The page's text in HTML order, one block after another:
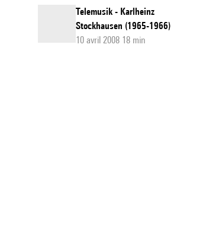
Telemusik - Karlheinz
Stockhausen (1965-1966)
10 avril 2008 18 min